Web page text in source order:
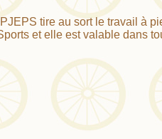
tire au sort le travail à
et elle est valable dans